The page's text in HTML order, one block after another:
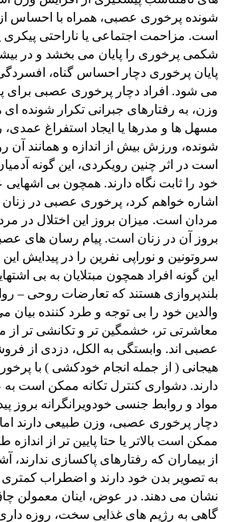
شونده پرخوری عصبی، همراه با احساس
است. مزاحمت اجتماعی یا ناراحتی پیکری
شکمی پرخوری را پایان می بخشد و در
پایان پرخوری دچار احساس گناه،
می شود. افراد دچار پرخوری عصبی برای
وزن، به رفتارهای جبرانی تکرار شونده
مسهل ها و مدرها یا ایجاد استفراغ عمدی،
شونده، ورزش بیش از اندازه و همانند آن
است در اثر چنین رویکردی، این گونه
خود را ثابت نگاه دارند. همچون بی
اشاره خواهم کرد، پرخوری عصبی در زنان
مردان است. میزان بروز این اختلال در
بروز آن در زنان است. پیام رسان های
سروتونین و نوراپی نفرین را در پیدایش این
این گونه افراد همچون مبتلایان به بی
بلندپروازی هستند که تعارضات روحی –
والدین خود را بی توجه و طرد کننده بیان
معاشرتی تر، خشمگین تر و تکانشی تر از
عصبی اند. وابستگی به الکل، دزدی از
هیجانی ( از جمله انجام خودکشی ) با
دارند. دشواری کنترل تکانه ممکن است
مواد و روابط جنسی خودویرانگرانه بروز
دچار پرخوری عصبی، وزن طبیعی دارند
ممکن است بالاتر یا حتا پایین تر از
از بیماران که رفتارهای پاکسازی
به تصویر بدن خود دارند و اضطراب کمتری
نشان می دهند. در عوض، اینان معمولن
گاهی به رژیم های غذایی سخت، روزه